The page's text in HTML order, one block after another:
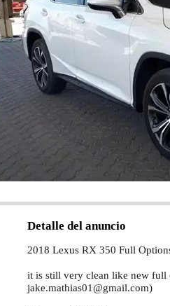
Detalle del anuncio
2018 Lexus RX 350 Full
it is still very clean like new full
jake.mathias01@gmail.com)